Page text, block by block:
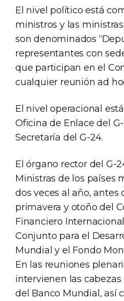
El nivel político está
ministros y las
son denominados
representantes con
que participan en el
cualquier reunión ad
El nivel operacional
Oficina de Enlace del
Secretaría del G-24.
El órgano rector del G-
Ministras de los países
dos veces al año, antes
primavera y otoño del
Financiero
Conjunto para el
Mundial y el Fondo
En las reuniones
intervienen las
del Banco Mundial, así